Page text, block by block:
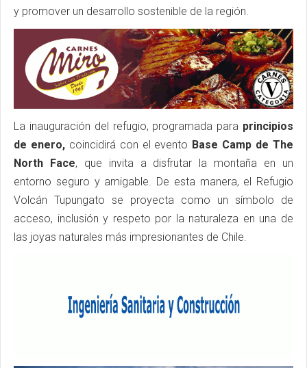
y promover un desarrollo sostenible de la región.
La inauguración del refugio, programada para principios
de enero,coincidirá con el evento Base Camp de The
North Face, que invita a disfrutar la montaña en un
entorno seguro y amigable. De esta manera, el Refugio
Volcán Tupungato se proyecta como un símbolo de
acceso, inclusión y respeto por la naturaleza en una de
las joyas naturales más impresionantes de Chile.